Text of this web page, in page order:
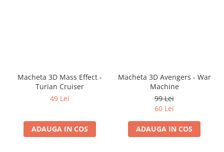
Macheta 3D Mass Effect -
Turian Cruiser
49 Lei
ADAUGA IN COS
Macheta 3D Avengers - War
Machine
99 Lei
60 Lei
ADAUGA IN COS